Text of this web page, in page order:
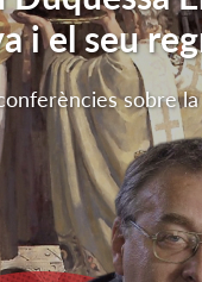
i el seu
sobre